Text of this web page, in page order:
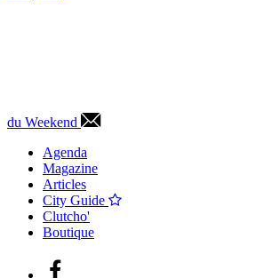
du Weekend
Agenda
Magazine
Articles
City Guide
Clutcho'
Boutique